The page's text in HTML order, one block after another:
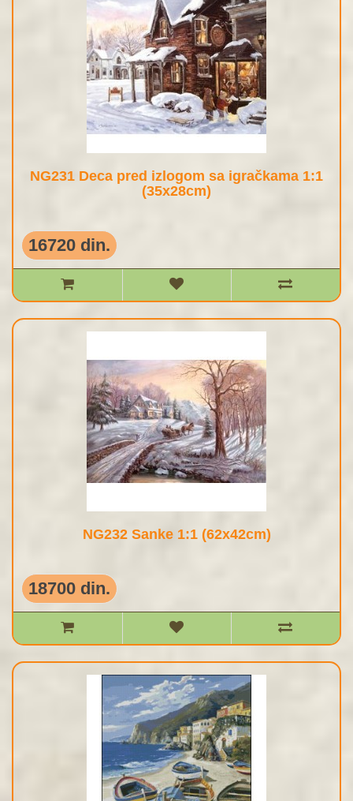
NG231 Deca pred izlogom sa igračkama 1:1
(35x28cm)
16720 din.
NG232 Sanke 1:1 (62x42cm)
18700 din.